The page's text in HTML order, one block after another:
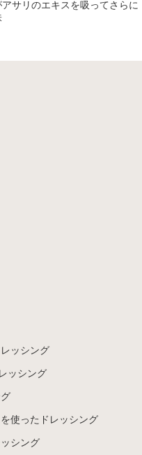
サリのエキスを吸ってさらに
ッシング
ッシング
使ったドレッシング
シング